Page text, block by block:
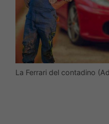
La Ferrari del contadino